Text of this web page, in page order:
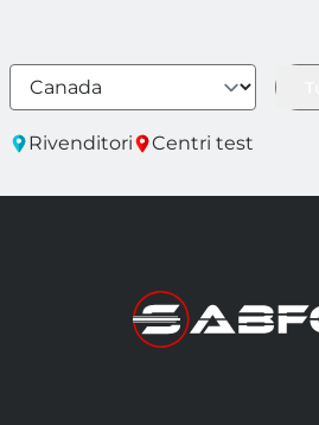
Rivenditori Centri test